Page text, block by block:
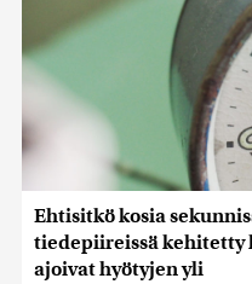
Ehtisitkö kosia
tiedepiireissä kehitetty
ajoivat hyötyjen yli